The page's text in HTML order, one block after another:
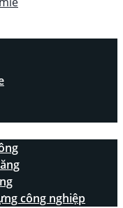
công nghiệp